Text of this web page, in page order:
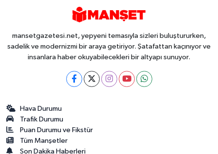
mansetgazetesi.net, yepyeni temasıyla sizleri buluştururken,
sadelik ve modernizmi bir araya getiriyor. Şatafattan kaçınıyor ve
insanlara haber okuyabilecekleri bir altyapı sunuyor.
Hava Durumu
Trafik Durumu
Puan Durumu ve Fikstür
Tüm Manşetler
Son Dakika Haberleri